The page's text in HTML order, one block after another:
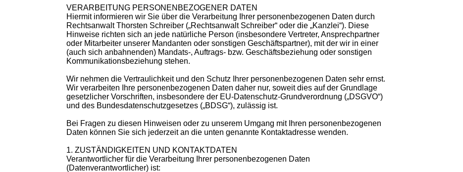
VERARBEITUNG PERSONENBEZOGENER DATEN
Hiermit informieren wir Sie über die Verarbeitung Ihrer personenbezogenen Daten durch
Rechtsanwalt Thorsten Schreiber („Rechtsanwalt Schreiber“ oder die „Kanzlei“). Diese
Hinweise richten sich an jede natürliche Person (insbesondere Vertreter, Ansprechpartner
oder Mitarbeiter unserer Mandanten oder sonstigen Geschäftspartner), mit der wir in einer
(auch sich anbahnenden) Mandats-, Auftrags- bzw. Geschäftsbeziehung oder sonstigen
Kommunikationsbeziehung stehen.
Wir nehmen die Vertraulichkeit und den Schutz Ihrer personenbezogenen Daten sehr ernst.
Wir verarbeiten Ihre personenbezogenen Daten daher nur, soweit dies auf der Grundlage
gesetzlicher Vorschriften, insbesondere der EU-Datenschutz-Grundverordnung („DSGVO“)
und des Bundesdatenschutzgesetzes („BDSG“), zulässig ist.
Bei Fragen zu diesen Hinweisen oder zu unserem Umgang mit Ihren personenbezogenen
Daten können Sie sich jederzeit an die unten genannte Kontaktadresse wenden.
1. ZUSTÄNDIGKEITEN UND KONTAKTDATEN
Verantwortlicher für die Verarbeitung Ihrer personenbezogenen Daten
(Datenverantwortlicher) ist: